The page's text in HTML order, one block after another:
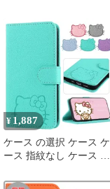
¥1,887
ケース の選択 ケース ケ
ース 指紋なし ケース ケ
Galaxy 軽量グリップ